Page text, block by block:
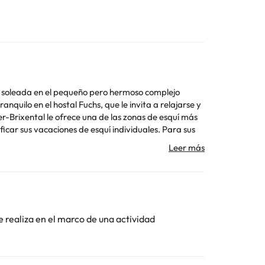
sus vacaciones de esquí individuales. Para sus
mil" en nuestra montaña local "Hohe Salve".
para niños. Debido a la proximidad al Wilden
con antelación de tu hora prevista de
con el alojamiento. Los datos de contacto
property about the total number of guests
en el marco de una actividad